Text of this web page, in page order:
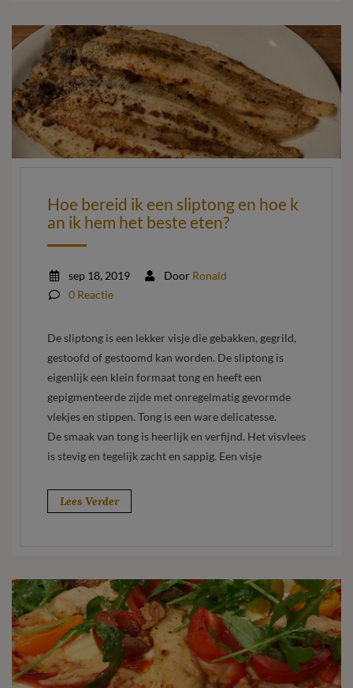
Hoe bereid ik een sliptong en hoe k
an ik hem het beste eten?
sep 18, 2019 Door Ronald
0 Reactie
De sliptong is een lekker visje die gebakken, gegrild,
gestoofd of gestoomd kan worden. De sliptong is
eigenlijk een klein formaat tong en heeft een
gepigmenteerde zijde met onregelmatig gevormde
vlekjes en stippen. Tong is een ware delicatesse.
De smaak van tong is heerlijk en verfijnd. Het visvlees
is stevig en tegelijk zacht en sappig. Een visje
Lees Verder